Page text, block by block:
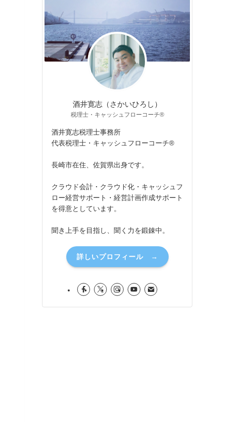
酒井寛志（さかいひろし）
税理士・キャッシュフローコーチ®
酒井寛志税理士事務所
代表税理士・キャッシュフローコーチ®
長崎市在住、佐賀県出身です。
クラウド会計・クラウド化・キャッシュフ
ロー経営サポート・経営計画作成サポート
を得意としています。
聞き上手を目指し、聞く力を鍛錬中。
詳しいプロフィール →